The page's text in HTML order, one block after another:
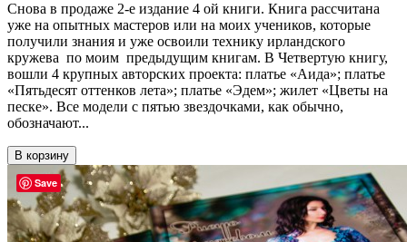
Снова в продаже 2-е издание 4 ой книги. Книга рассчитана
уже на опытных мастеров или на моих учеников, которые
получили знания и уже освоили технику ирландского
кружева по моим предыдущим книгам. В Четвертую книгу,
вошли 4 крупных авторских проекта: платье «Аида»; платье
«Пятьдесят оттенков лета»; платье «Эдем»; жилет «Цветы на
песке». Все модели с пятью звездочками, как обычно,
обозначают...
В корзину
Save